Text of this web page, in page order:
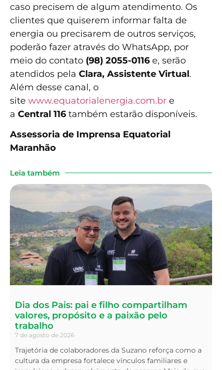
caso precisem de algum atendimento. Os
clientes que quiserem informar falta de
energia ou precisarem de outros serviços,
poderão fazer através do WhatsApp, por
meio do contato (98) 2055-0116 e, serão
atendidos pela Clara, Assistente Virtual.
Além desse canal, o
site www.equatorialenergia.com.br e
a Central 116 também estarão disponíveis.
Assessoria de Imprensa Equatorial
Maranhão
Leia também
Dia dos Pais: pai e filho compartilham
valores, propósito e a paixão pelo
trabalho
7 de agosto de 2026
Trajetória de colaboradores da Suzano reforça como a
cultura da empresa fortalece vínculos familiares e